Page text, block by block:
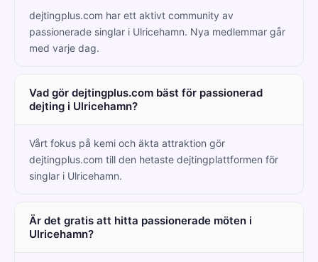
dejtingplus.com har ett aktivt community av
passionerade singlar i Ulricehamn. Nya medlemmar går
med varje dag.
Vad gör dejtingplus.com bäst för passionerad
dejting i Ulricehamn?
Vårt fokus på kemi och äkta attraktion gör
dejtingplus.com till den hetaste dejtingplattformen för
singlar i Ulricehamn.
Är det gratis att hitta passionerade möten i
Ulricehamn?